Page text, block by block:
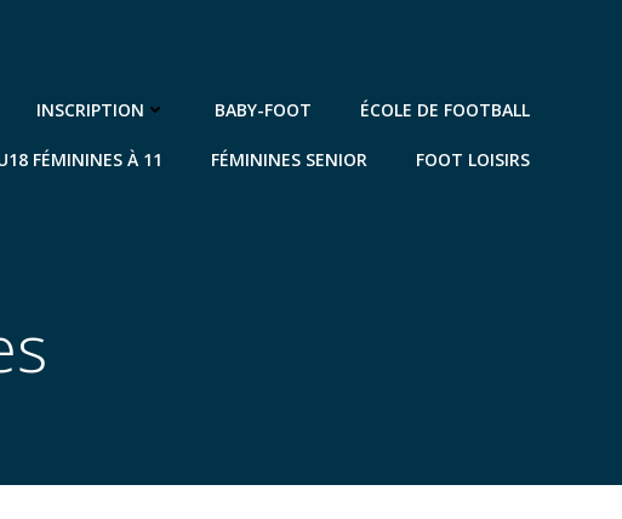
INSCRIPTION BABY-FOOT ÉCOLE DE FOOTBALL
FÉMININES À 11 FÉMININES SENIOR FOOT LOISIRS